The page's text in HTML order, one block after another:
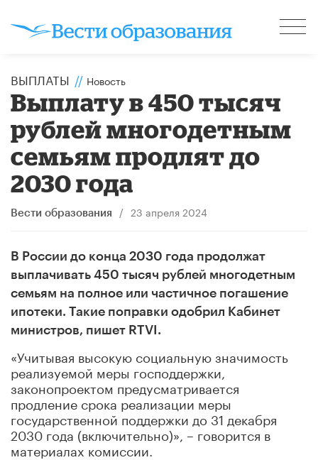
ВЫПЛАТЫ // Новость
Выплату в 450 тысяч
рублей многодетным
семьям продлят до
2030 года
Вести образования / 23 апреля 2024
В России до конца 2030 года продолжат
выплачивать 450 тысяч рублей многодетным
семьям на полное или частичное погашение
ипотеки. Такие поправки одобрил Кабинет
министров, пишет RTVI.
«Учитывая высокую социальную значимость
реализуемой меры господдержки,
законопроектом предусматривается
продление срока реализации меры
государственной поддержки до 31 декабря
2030 года (включительно)», – говорится в
материалах комиссии.